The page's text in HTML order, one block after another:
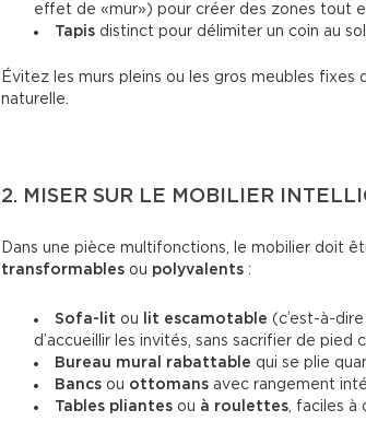
effet de «mur») pour créer des zones tout
Tapis distinct pour délimiter un coin au sol.
Évitez les murs pleins ou les gros meubles fixes
naturelle.
2. MISER SUR LE MOBILIER
Dans une pièce multifonctions, le mobilier doit
transformables ou polyvalents :
Sofa-lit ou lit escamotable (c’est-à-
d’accueillir les invités, sans sacrifier de pied
Bureau mural rabattable qui se plie
Bancs ou ottomans avec rangement
Tables pliantes ou à roulettes , faciles à